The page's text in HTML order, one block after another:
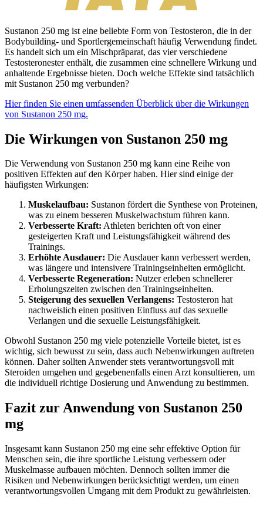
Sustanon 250 mg ist eine beliebte Form von Testosteron, die in der
Bodybuilding- und Sportlergemeinschaft häufig Verwendung findet.
Es handelt sich um ein Mischpräparat, das vier verschiedene
Testosteronester enthält, die zusammen eine schnellere Wirkung und
anhaltende Ergebnisse bieten. Doch welche Effekte sind tatsächlich
mit Sustanon 250 mg verbunden?
Hier finden Sie einen umfassenden Überblick über die Wirkungen
von Sustanon 250 mg.
Die Wirkungen von Sustanon 250 mg
Die Verwendung von Sustanon 250 mg kann eine Reihe von
positiven Effekten auf den Körper haben. Hier sind einige der
häufigsten Wirkungen:
Muskelaufbau: Sustanon fördert die Synthese von Proteinen,
was zu einem besseren Muskelwachstum führen kann.
Verbesserte Kraft: Athleten berichten oft von einer
gesteigerten Kraft und Leistungsfähigkeit während des
Trainings.
Erhöhte Ausdauer: Die Ausdauer kann verbessert werden,
was längere und intensivere Trainingseinheiten ermöglicht.
Verbesserte Regeneration: Nutzer erleben schnellerer
Erholungszeiten zwischen den Trainingseinheiten.
Steigerung des sexuellen Verlangens: Testosteron hat
nachweislich einen positiven Einfluss auf das sexuelle
Verlangen und die sexuelle Leistungsfähigkeit.
Obwohl Sustanon 250 mg viele potenzielle Vorteile bietet, ist es
wichtig, sich bewusst zu sein, dass auch Nebenwirkungen auftreten
können. Daher sollten Anwender stets verantwortungsvoll mit
Steroiden umgehen und gegebenenfalls einen Arzt konsultieren, um
die individuell richtige Dosierung und Anwendung zu bestimmen.
Fazit zur Anwendung von Sustanon 250
mg
Insgesamt kann Sustanon 250 mg eine sehr effektive Option für
Menschen sein, die ihre sportliche Leistung verbessern oder
Muskelmasse aufbauen möchten. Dennoch sollten immer die
Risiken und Nebenwirkungen berücksichtigt werden, um einen
verantwortungsvollen Umgang mit dem Produkt zu gewährleisten.